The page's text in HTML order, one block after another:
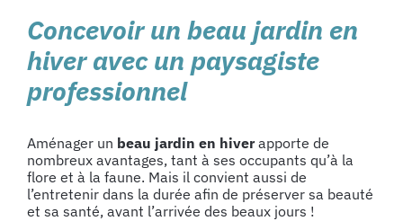
Concevoir un beau jardin en
hiver avec un paysagiste
professionnel
Aménager un beau jardin en hiverapporte de
nombreux avantages, tant à ses occupants qu’à la
flore et à la faune. Mais il convient aussi de
l’entretenir dans la durée afin de préserver sa beauté
et sa santé, avant l’arrivée des beaux jours !